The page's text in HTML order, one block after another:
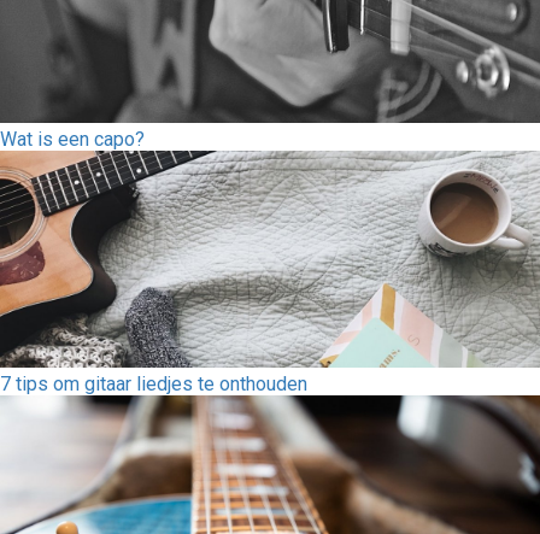
Wat is een capo?
7 tips om gitaar liedjes te onthouden